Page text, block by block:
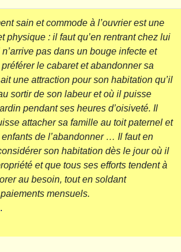
sain et commode à l’ouvrier est une
physique : il faut qu’en rentrant chez lui
n’arrive pas dans un bouge infecte et
le cabaret et abandonner sa
une attraction pour son habitation qu’il
sortir de son labeur et où il puisse
pendant ses heures d’oisiveté. Il
attacher sa famille au toit paternel et
enfants de l’abandonner … Il faut en
son habitation dès le jour où il
et que tous ses efforts tendent à
au besoin, tout en soldant
mensuels.